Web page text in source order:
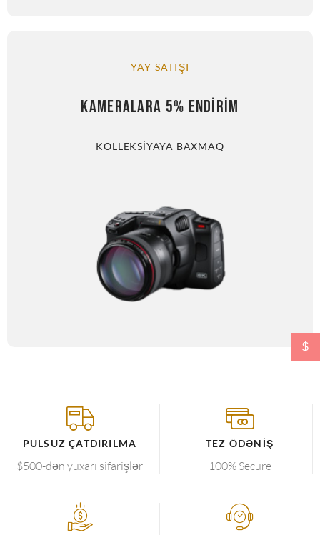
YAY SATIŞI
KAMERALARA 5% ENDIRIM
KOLLEKSIYAYA BAXMAQ
PULSUZ ÇATDIRILMA
$500-dən yuxarı sifarişlər
TEZ ÖDƏNIŞ
100% Secure
$